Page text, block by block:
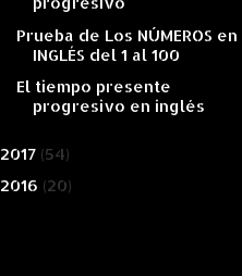
Prueba de Los NÚMEROS en
INGLÉS del 1 al 100
El tiempo presente
progresivo en inglés
2017 (54)
2016 (20)